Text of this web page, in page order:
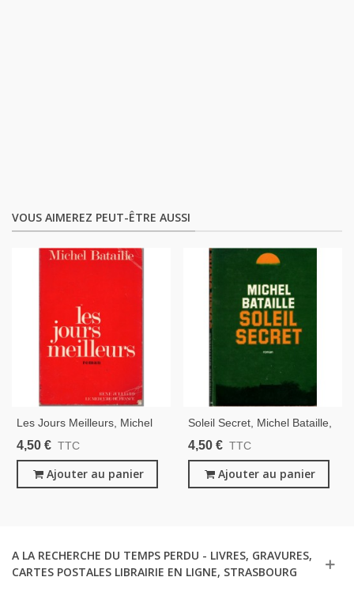
VOUS AIMEREZ PEUT-ÊTRE AUSSI
Les Jours Meilleurs, Michel
Bataille, 1973 - Roman
4,50 € TTC
Ajouter au panier
Soleil Secret, Michel Bataille,
1974 - Romans Français
4,50 € TTC
Ajouter au panier
A LA RECHERCHE DU TEMPS PERDU - LIVRES, GRAVURES,
CARTES POSTALES LIBRAIRIE EN LIGNE, STRASBOURG